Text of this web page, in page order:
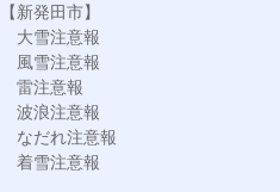
【新発田市】
大雪注意報
風雪注意報
雷注意報
波浪注意報
なだれ注意報
着雪注意報